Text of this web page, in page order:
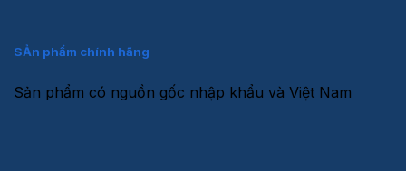
SẢn phẩm chính hãng
Sản phẩm có nguồn gốc nhập khẩu và Việt Nam